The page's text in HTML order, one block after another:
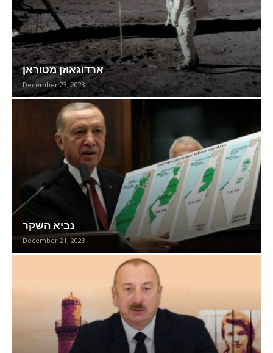
ארדוגאוזן מטוראן
December 23, 2023
נביא השקר
December 21, 2023